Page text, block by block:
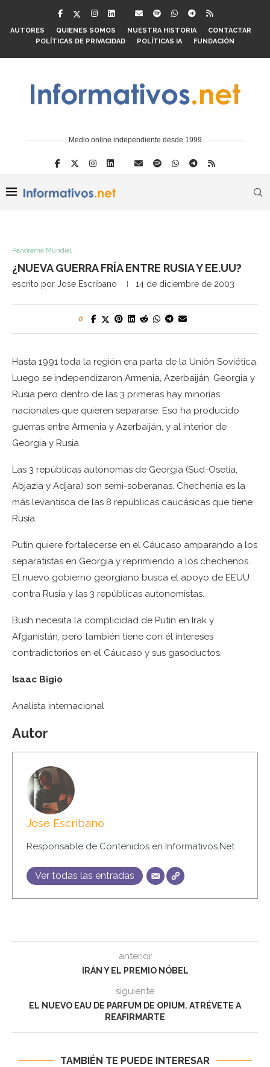
AUTORES QUIENES SOMOS NUESTRA HISTORIA
CONTACTAR
POLÍTICAS DE PRIVACIDAD
POLÍTICAS IA FUNDACIÓN
Medio online independiente desde 1999
Panorama Mundial
¿NUEVA GUERRA FRÍA ENTRE RUSIA Y EE.UU?
escrito por Jose Escribano 14 de diciembre de 2003
0
Hasta 1991 toda la región era parta de la Unión Soviética.
Luego se independizaron Armenia, Azerbaiján, Georgia y
Rusia pero dentro de las 3 primeras hay minorías
nacionales que quieren separarse. Eso ha producido
guerras entre Armenia y Azerbaiján, y al interior de
Georgia y Rusia.
Las 3 repúblicas autónomas de Georgia (Sud-Osetia,
Abjazia y Adjara) son semi-soberanas. Chechenia es la
más levantisca de las 8 repúblicas caucásicas que tiene
Rusia.
Putin quiere fortalecerse en el Cáucaso amparando a los
separatistas en Georgia y reprimiendo a los chechenos.
El nuevo gobierno georgiano busca el apoyo de EEUU
contra Rusia y las 3 repúblicas autonomistas.
Bush necesita la complicidad de Putin en Irak y
Afganistán, pero también tiene con él intereses
contradictorios en el Cáucaso y sus gasoductos.
Isaac Bigio
Analista internacional
Autor
Jose Escribano
Responsable de Contenidos en Informativos.Net
Ver todas las entradas
anterior
IRÁN Y EL PREMIO NÓBEL
siguiente
EL NUEVO EAU DE PARFUM DE OPIUM. ATRÉVETE A
REAFIRMARTE
TAMBIÉN TE PUEDE INTERESAR